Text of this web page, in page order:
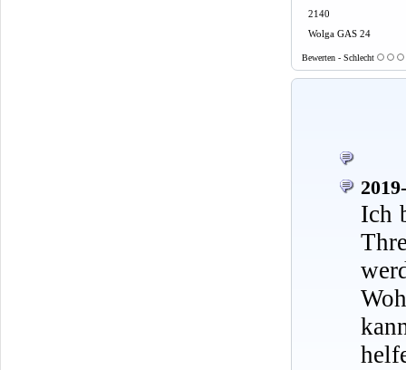
2140
Wolga GAS 24
Bewerten - Schlecht
Ich